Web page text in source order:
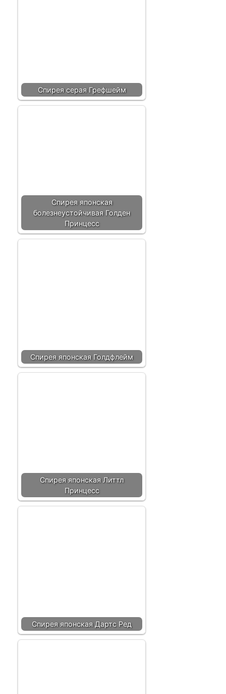
Спирея серая Грефшейм
Спирея японская
болезнеустойчивая Голден
Принцесс
Спирея японская Голдфлейм
Спирея японская Литтл
Принцесс
Спирея японская Дартс Ред